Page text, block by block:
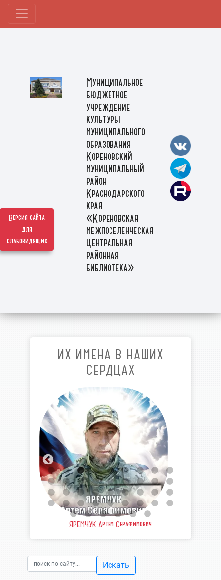
Версия сайта
для
слабовидящих
Муниципальное
бюджетное
учреждение
культуры
муниципального
образования
Кореновский
муниципальный
район
Краснодарского
края
«Кореновская
межпоселенческая
центральная
районная
библиотека»
ИХ ИМЕНА В НАШИХ
СЕРДЦАХ
ЯРЕМЧУК Артем Серафимович
Искать